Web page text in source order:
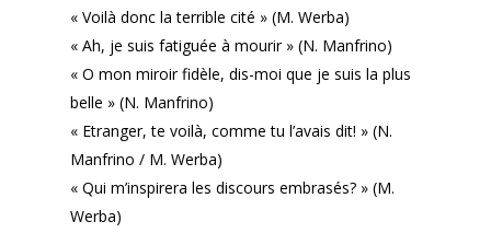
« Voilà donc la terrible cité » (M. Werba)
« Ah, je suis fatiguée à mourir » (N. Manfrino)
« O mon miroir fidèle, dis-moi que je suis la plus
belle » (N. Manfrino)
« Etranger, te voilà, comme tu l’avais dit! » (N.
Manfrino / M. Werba)
« Qui m’inspirera les discours embrasés? » (M.
Werba)